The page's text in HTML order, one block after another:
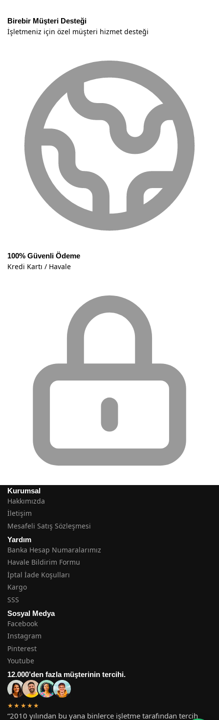
Birebir Müşteri Desteği
İşletmeniz için özel müşteri hizmet desteği
100% Güvenli Ödeme
Kredi Kartı / Havale
Kurumsal
Hakkımızda
İletişim
Mesafeli Satış Sözleşmesi
Yardım
Banka Hesap Numaralarımız
Havale Bildirim Formu
İptal İade Koşulları
Kargo
SSS
Sosyal Medya
Facebook
Instagram
Pinterest
Youtube
12.000’den fazla müşterinin tercihi.
★★★★★
“2010 yılından bu yana binlerce işletme tarafından tercih